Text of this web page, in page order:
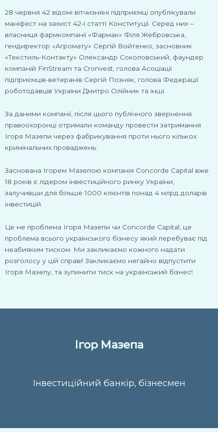
28 червня 42 відомі вітчизняні підприємці опублікували
маніфест на захист 42-ї статті Конституції. Серед них –
власниця фармкомпанії «Фармак» Філя Жебровська,
гендиректор «Агромату» Сергій Войтенко, засновник
«Текстиль-Контакту» Олександр Соколовський, фаундер
компаній FinStream та Cronvest, голова Асоціації
підприємців-ветеранів Сергій Позняк, голова Федерації
роботодавців України Дмитро Олійник та інші.
За даними компанії, після цього публічного звернення
правоохоронці отримали команду провести затримання
Ігоря Мазепи через фабрикування проти нього кількох
кримінальних проваджень.
Заснована Ігорем Мазепою компанія Concorde Capital вже
18 років є лідером інвестиційного ринку України,
залучивши для більше 1000 клієнтів понад 4 млрд доларів
інвестицій.
Це не проблема Ігоря Мазепи чи Concorde Capital, це
проблема всього українського бізнесу який перебуває під
неабияким тиском. Ми закликаємо кожного надати
розголосу у цій справі! Закликаємо негайно відпустити
Ігоря Мазепу, та зупинити тиск на український бізнес!
Ігор Мазепа
Інвестиційний банкір, бізнесмен